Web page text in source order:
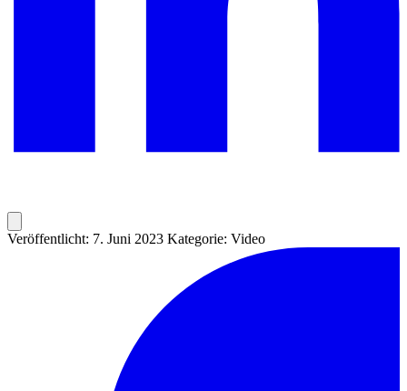
Veröffentlicht: 7. Juni 2023 Kategorie: Video